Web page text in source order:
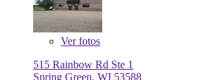
Verfotos
515 Rainbow Rd Ste 1
Spring Green, WI 53588